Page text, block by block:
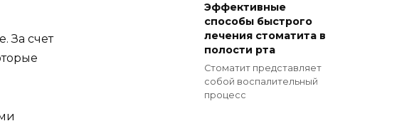
За счет
Эффективные
способы быстрого
лечения стоматита в
полости рта
Стоматит представляет
собой воспалительный
процесс